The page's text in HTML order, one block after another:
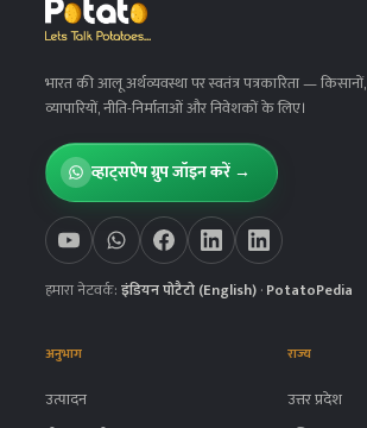
भारत की आलू अर्थव्यवस्था पर स्वतंत्र पत्रकारिता— किसानों,
व्यापारियों, नीति-निर्माताओं और निवेशकों के लिए।
व्हाट्सऐप ग्रुप जॉइन करें →
हमारा नेटवर्क:इंडियन पोटैटो (English)·PotatoPedia
अनुभाग
उत्पादन
राज्य
उत्तर प्रदेश